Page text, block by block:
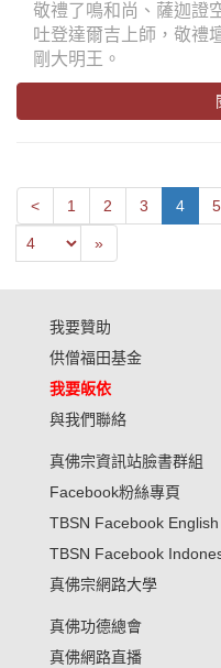
敬禮了鳴和尚、薩迦證
吐登達爾吉上師，敬禮
剛大明王。
<Next1 2 3 4 5
»Last
我要贊助
供僧福田基金
我要皈依
與我們聯絡
真佛宗資訊站臉書群組
Facebook粉絲專頁
TBSN Facebook English
TBSN Facebook
真佛宗網路大學
真佛功德總會
真佛網路直播